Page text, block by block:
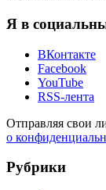
Я в
ВКонтакте
Facebook
YouTube
RSS-лента
Отправляя свои
о
Рубрики